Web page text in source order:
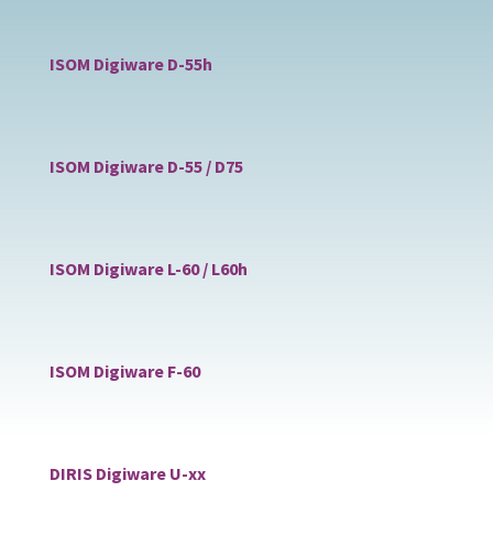
ISOM Digiware D-55h
ISOM Digiware D-55 / D75
ISOM Digiware L-60 / L60h
ISOM Digiware F-60
DIRIS Digiware U-xx